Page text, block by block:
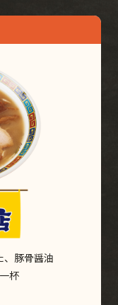
、豚骨醤油
杯